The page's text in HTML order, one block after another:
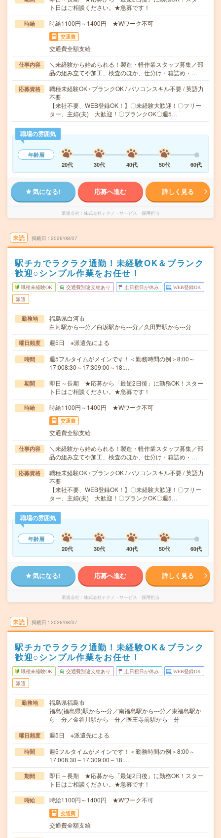
ト日はご相談ください。★急募です！
時給 時給1100円～1400円 ★Wワーク不可
交通費
交通費全額支給
仕事内容
＼未経験から始められる！製造・軽作業スタッフ募集／部
品の組み立てや加工、検査のほか、仕分け・箱詰め・…
応募資格
職種未経験OK / ブランクOK / パソコンスキル不要 / 英語力
不要
【来社不要、WEB登録OK！】〇未経験大歓迎！〇フリー
ター、主婦(夫) 大歓迎！〇ブランクOK〇週5…
職場の雰囲気
年齢層
20代
30代 40代 50代 60代
気になる! 応募へ進む 詳しく見る
派遣会社 株式会社テクノ・サービス 採用担当
未読 掲載日 2026/08/07
駅チカでラクラク通勤！未経験OK＆ブランク
歓迎○シンプル作業をお任せ！
職種未経験OK 交通費別途支給あり 土日祝日が休み WEB登録OK
派遣
勤務地
福島県白河市
白河駅から---分／白坂駅から---分／久田野駅から---分
曜日頻度 週5日 ※派遣先による
時間
週5フルタイムがメインです！＜勤務時間の例＞8:00～
17:008:30～17:309:00～18:…
期間
即日～長期 ★応募から「最短2日後」に勤務OK！スター
ト日はご相談ください。★急募です！
時給 時給1100円～1400円 ★Wワーク不可
交通費
交通費全額支給
仕事内容
＼未経験から始められる！製造・軽作業スタッフ募集／部
品の組み立てや加工、検査のほか、仕分け・箱詰め・…
応募資格
職種未経験OK / ブランクOK / パソコンスキル不要 / 英語力
不要
【来社不要、WEB登録OK！】〇未経験大歓迎！〇フリー
ター、主婦(夫) 大歓迎！〇ブランクOK〇週5…
職場の雰囲気
年齢層
20代
30代 40代 50代 60代
気になる! 応募へ進む 詳しく見る
派遣会社 株式会社テクノ・サービス 採用担当
未読 掲載日 2026/08/07
駅チカでラクラク通勤！未経験OK＆ブランク
歓迎○シンプル作業をお任せ！
職種未経験OK 交通費別途支給あり 土日祝日が休み WEB登録OK
派遣
勤務地
福島県福島市
福島(福島県)駅から---分／南福島駅から---分／東福島駅か
ら---分／金谷川駅から---分／医王寺前駅から---分
曜日頻度 週5日 ※派遣先による
時間
週5フルタイムがメインです！＜勤務時間の例＞8:00～
17:008:30～17:309:00～18:…
期間
即日～長期 ★応募から「最短2日後」に勤務OK！スター
ト日はご相談ください。★急募です！
時給 時給1100円～1400円 ★Wワーク不可
交通費
交通費全額支給